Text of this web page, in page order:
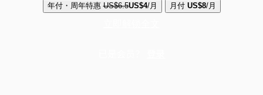
年付・周年特惠 US$6.5US$4/月 月付 US$8/月